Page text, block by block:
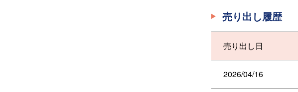
売り出し履歴
売り出し日
2026/04/16